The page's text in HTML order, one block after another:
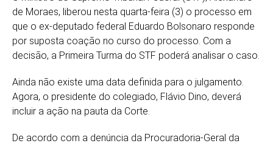
de Moraes, liberou nesta quarta-feira (3) o processo em
que o ex-deputado federal Eduardo Bolsonaro responde
por suposta coação no curso do processo. Com a
decisão, a Primeira Turma do STF poderá analisar o caso.
Ainda não existe uma data definida para o julgamento.
Agora, o presidente do colegiado, Flávio Dino, deverá
incluir a ação na pauta da Corte.
De acordo com a denúncia da Procuradoria-Geral da